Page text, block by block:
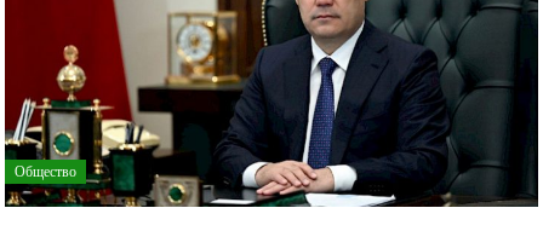
ролики
презентации.
Общество